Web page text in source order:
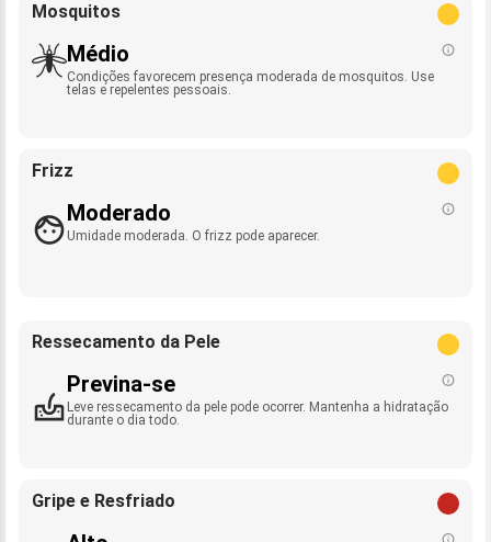
Mosquitos
Médio
Condições favorecem presença moderada de mosquitos. Use
telas e repelentes pessoais.
Frizz
Moderado
Umidade moderada. O frizz pode aparecer.
Ressecamento da Pele
Previna-se
Leve ressecamento da pele pode ocorrer. Mantenha a hidratação
durante o dia todo.
Gripe e Resfriado